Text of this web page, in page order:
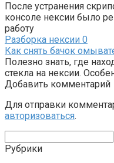
После устранения
консоле нексии было
работу
Разборка нексии 0
Как снять бачок
Полезно знать, где
стекла на нексии.
Добавить комментарий
Для отправки
авторизоваться.
Рубрики